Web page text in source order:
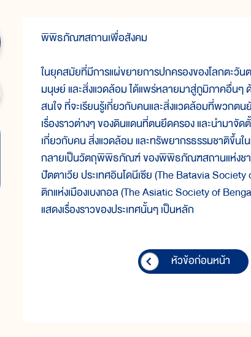
พิพิธภัณฑสถานเพื่อสังคม
ในยุคสมัยที่มีการแผ่ขยายการปกครองของโลกตะวัน
มนุษย์ และสิ่งแวดล้อม ได้แพร่หลายมาสู่ภูมิภาคอื่นๆ
สนใจ ที่จะเรียนรู้เกี่ยวกับคนและสิ่งแวดล้อมที่พวกต
เรื่องราวต่างๆ ของดินแดนที่ตนยึดครอง และนำมา
เกี่ยวกับคน สิ่งแวดล้อม และทรัพยากรธรรมชาติขึ้นใ
กลายเป็นวัตถุพิพิธภัณฑ์ ของพิพิธภัณฑสถานแห่งชา
ปัตตาเวีย ประเทศอินโดนีเซีย (The Batavia
ติกแห่งเมืองเบงกอล (The Asiatic Society of
แสดงเรื่องราวของประเทศนั้นๆ เป็นหลัก
หัวข้อก่อนหน้า